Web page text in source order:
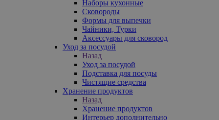
Наборы кухонные
Сковороды
Формы для выпечки
Чайники, Турки
Аксессуары для сковород
Уход за посудой
Назад
Уход за посудой
Подставка для посуды
Чистящие средства
Хранение продуктов
Назад
Хранение продуктов
Интерьер дополнительно